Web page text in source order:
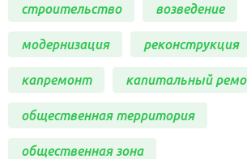
строительство возведение
модернизация реконструкция
капремонт капитальный
общественная территория
общественная зона